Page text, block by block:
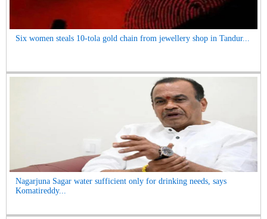
Six women steals 10-tola gold chain from jewellery shop in Tandur...
Nagarjuna Sagar water sufficient only for drinking needs, says
Komatireddy...